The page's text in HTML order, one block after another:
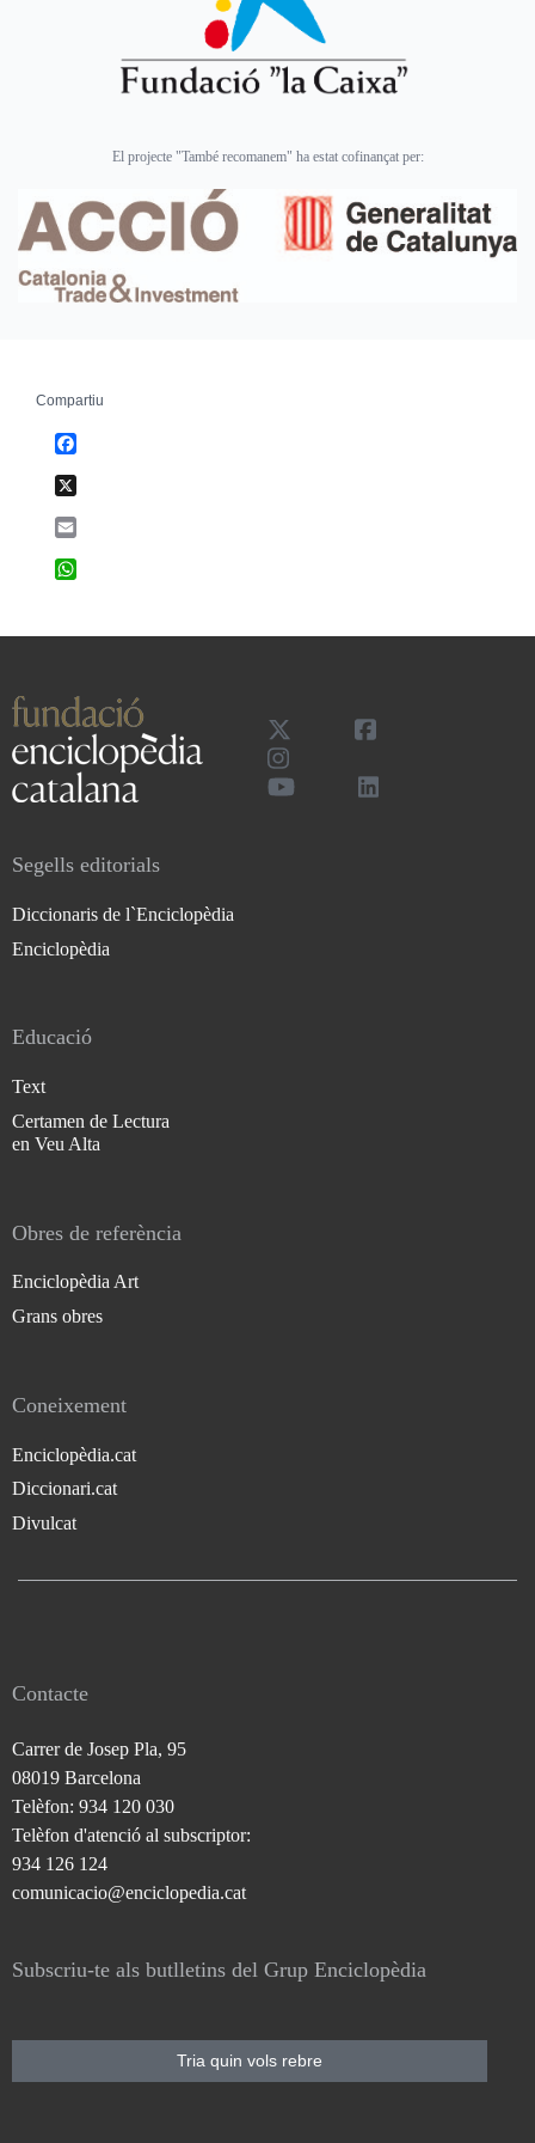
El projecte "També recomanem" ha estat cofinançat per:
Compartiu
Segells editorials
Diccionaris de l`Enciclopèdia
Enciclopèdia
Educació
Text
Certamen de Lectura
en Veu Alta
Obres de referència
Enciclopèdia Art
Grans obres
Coneixement
Enciclopèdia.cat
Diccionari.cat
Divulcat
Contacte
Carrer de Josep Pla, 95
08019 Barcelona
Telèfon: 934 120 030
Telèfon d'atenció al subscriptor:
934 126 124
comunicacio@enciclopedia.cat
Subscriu-te als butlletins del Grup Enciclopèdia
Tria quin vols rebre